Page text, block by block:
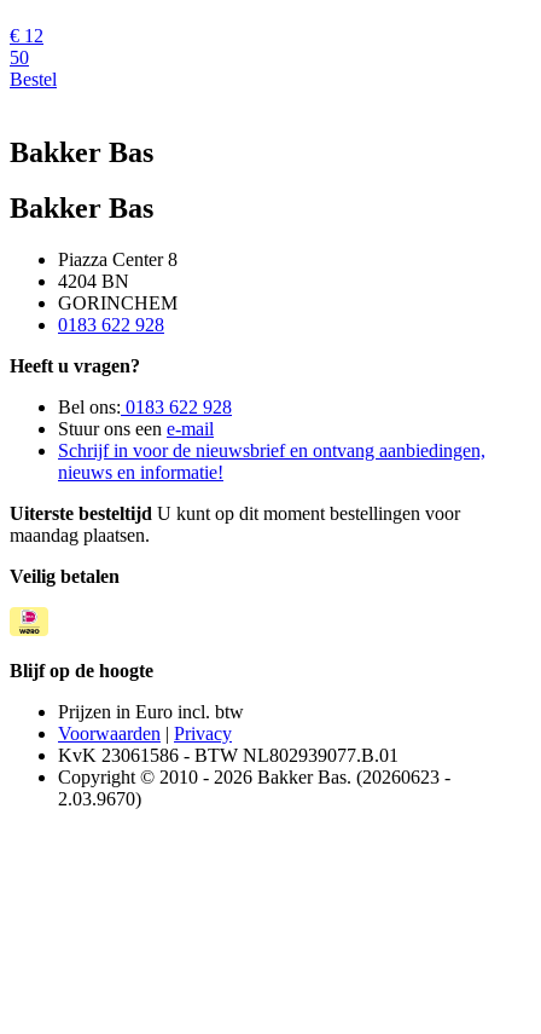
€ 12
50
Bestel
Bakker Bas
Bakker Bas
Piazza Center 8
4204 BN
GORINCHEM
0183 622 928
Heeft u vragen?
Bel ons: 0183 622 928
Stuur ons een e-mail
Schrijf in voor de nieuwsbrief en ontvang aanbiedingen,
nieuws en informatie!
Uiterste besteltijd U kunt op dit moment bestellingen voor
maandag plaatsen.
Veilig betalen
Blijf op de hoogte
Prijzen in Euro incl. btw
Voorwaarden | Privacy
KvK 23061586 - BTW NL802939077.B.01
Copyright © 2010 - 2026 Bakker Bas. (20260623 -
2.03.9670)